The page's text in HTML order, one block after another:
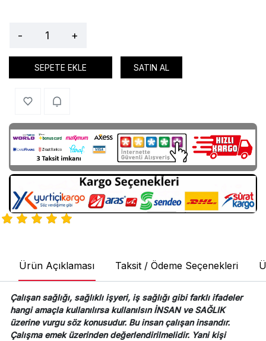
- +
SEPETE EKLE SATIN AL
Ürün Açıklaması Taksit / Ödeme Seçenekleri
Çalışan sağlığı, sağlıklı işyeri, iş sağlığı gibi farklı ifadeler
hangi amaçla kullanılırsa kullanılsın İNSAN ve SAĞLIK
üzerine vurgu söz konusudur. Bu insan çalışan insandır.
Çalışma emek üzerinden değerlendirilmelidir. Yani kişi